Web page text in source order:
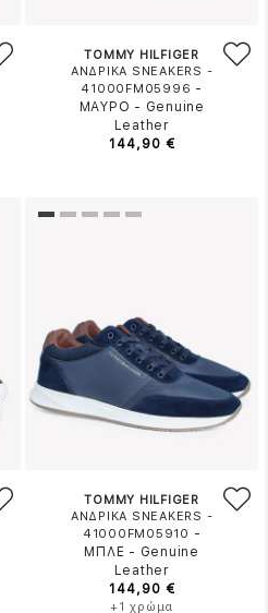
TOMMY HILFIGER
ΑΝΔΡΙΚΑ SNEAKERS -
41000FM05996 -
ΜΑΥΡΟ - Genuine
Leather
144,90 €
TOMMY HILFIGER
ΑΝΔΡΙΚΑ SNEAKERS -
41000FM05910 -
ΜΠΛΕ - Genuine
Leather
144,90 €
+1 χρώμα